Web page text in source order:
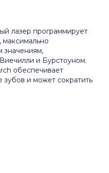
лазер программирует
максимально
значениям,
и Бурстоуном.
обеспечивает
и может сократить